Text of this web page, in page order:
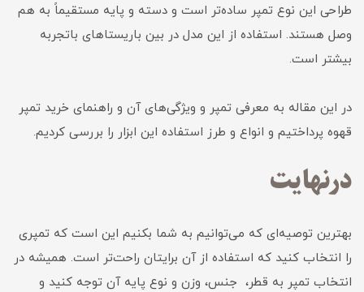
طراحی این نوع تمپر ساده‌تر است و دسته و پایه مستقیماً به هم
وصل هستند. استفاده از این مدل در بین باریستاهای باتجربه
بیشتر است.
در این مقاله به معرفی تمپر و ویژگی‌های آن و راهنمای خرید تمپر
قهوه پرداختیم و انواع و طرز استفاده این ابزار را بررسی کردیم.
درنهایت
بهترین توصیه‌ای که می‌توانیم به شما بکنیم این است که تمپری
را انتخاب کنید که استفاده از آن برایتان راحت‌تر است. همیشه در
انتخاب تمپر به قطر، جنس، وزن و نوع پایه آن توجه کنید و